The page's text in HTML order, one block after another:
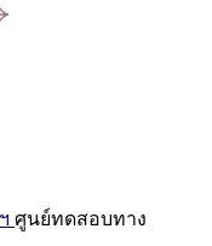
ศูนย์ทดสอบทาง